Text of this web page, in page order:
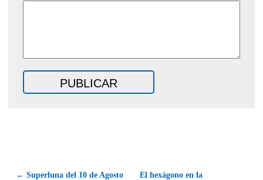
← Superluna del 10 de Agosto
El hexágono en la